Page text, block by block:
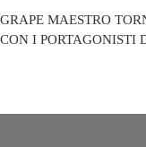
GRAPE MAESTRO
CON I PORTAGONISTI